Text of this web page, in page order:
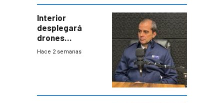
Interior
desplegará
drones
autónomos para
Hace 2 semanas